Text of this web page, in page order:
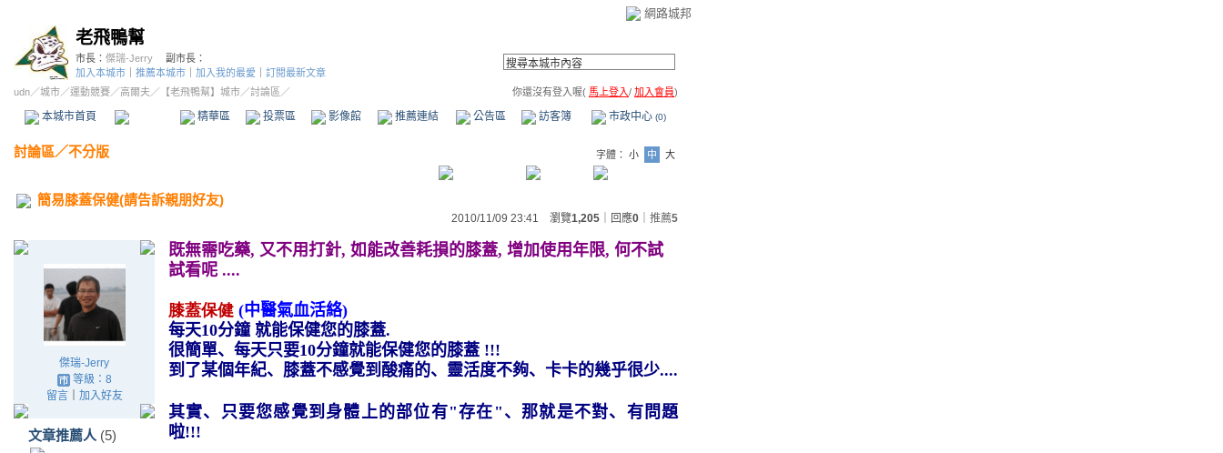
網路城邦
老飛鴨幫
市長： 傑瑞-Jerry
副市長：
加入本城市
推薦本城市 加入我的最愛
訂閱最新文章
udn／城市／運動競賽／高爾夫／ 【老飛鴨幫】城市／討論區／ 你還沒有登入喔( 馬上登入/ 加入會員)
本城市首頁 精華區 投票區 影像館 推薦連結 公告區 訪客簿 市政中心 (0)
討論區／不分版 字體： 小 中 大
簡易膝蓋保健(請告訴親朋好友)
2010/11/09 23:41 瀏覽1,205 ｜回應0 推薦5
傑瑞-Jerry
等級：8
留言｜ 加入好友
文章推薦人 (5)
既無需吃藥, 又不用打針, 如能改善耗損的膝蓋, 增加使用年限, 何不試
試看呢 ....
膝蓋保健 (中醫氣血活絡)
每天10分鐘 就能保健您的膝蓋.
很簡單、每天只要10分鐘就能保健您的膝蓋 !!!
到了某個年紀、膝蓋不感覺到酸痛的、 靈活度不夠、卡卡的幾乎很少....
其實、只要您感覺到身體上的部位有"存在 " 、那就是不對、有問題
啦!!!